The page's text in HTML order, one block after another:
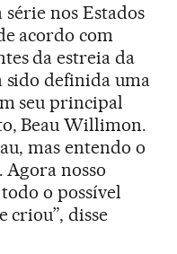
nos Estados
acordo com
da estreia da
sido definida uma
seu principal
Beau Willimon.
mas entendo o
Agora nosso
o possível
criou”, disse